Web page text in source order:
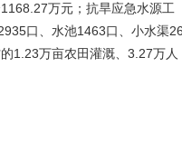
万元；抗旱应急水源工
口、水池1463口、小水渠26
1.23万亩农田灌溉、3.27万人